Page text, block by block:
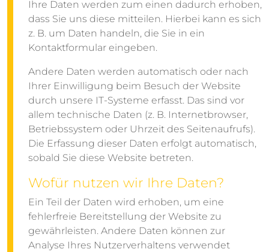
Ihre Daten werden zum einen dadurch erhoben,
dass Sie uns diese mitteilen. Hierbei kann es sich
z. B. um Daten handeln, die Sie in ein
Kontaktformular eingeben.
Andere Daten werden automatisch oder nach
Ihrer Einwilligung beim Besuch der Website
durch unsere IT-Systeme erfasst. Das sind vor
allem technische Daten (z. B. Internetbrowser,
Betriebssystem oder Uhrzeit des Seitenaufrufs).
Die Erfassung dieser Daten erfolgt automatisch,
sobald Sie diese Website betreten.
Wofür nutzen wir Ihre Daten?
Ein Teil der Daten wird erhoben, um eine
fehlerfreie Bereitstellung der Website zu
gewährleisten. Andere Daten können zur
Analyse Ihres Nutzerverhaltens verwendet